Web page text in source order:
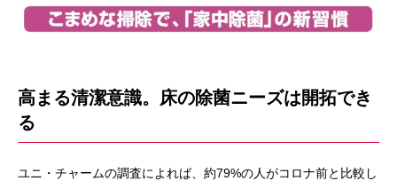
高まる清潔意識。床の除菌ニーズは開拓でき
る
ユニ・チャームの調査によれば、約79%の人がコロナ前と比較し